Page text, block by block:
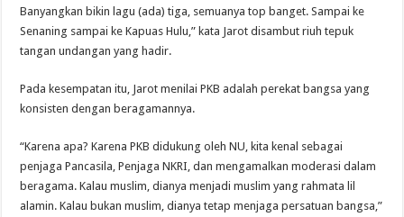
Banyangkan bikin lagu (ada) tiga, semuanya top banget. Sampai ke
Senaning sampai ke Kapuas Hulu,” kata Jarot disambut riuh tepuk
tangan undangan yang hadir.
Pada kesempatan itu, Jarot menilai PKB adalah perekat bangsa yang
konsisten dengan beragamannya.
“Karena apa? Karena PKB didukung oleh NU, kita kenal sebagai
penjaga Pancasila, Penjaga NKRI, dan mengamalkan moderasi dalam
beragama. Kalau muslim, dianya menjadi muslim yang rahmata lil
alamin. Kalau bukan muslim, dianya tetap menjaga persatuan bangsa,”